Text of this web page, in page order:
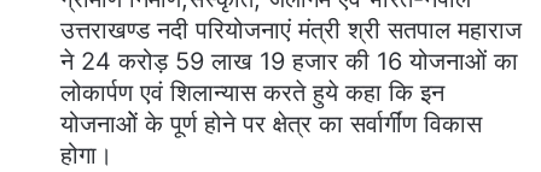
उत्तराखण्ड नदी परियोजनाएं मंत्री श्री सतपाल महाराज
ने 24 करोड़ 59 लाख 19 हजार की 16 योजनाओं का
लोकार्पण एवं शिलान्यास करते हुये कहा कि इन
योजनाओें के पूर्ण होने पर क्षेत्र का सर्वार्गींण विकास
होगा।